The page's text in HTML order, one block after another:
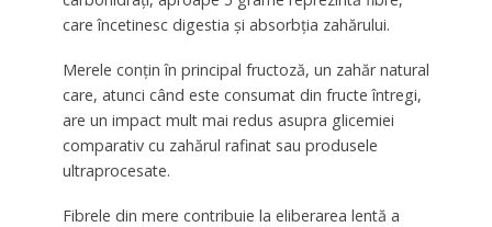
care încetinesc digestia și absorbția zahărului.
Merele conțin în principal fructoză, un zahăr natural
care, atunci când este consumat din fructe întregi,
are un impact mult mai redus asupra glicemiei
comparativ cu zahărul rafinat sau produsele
ultraprocesate.
Fibrele din mere contribuie la eliberarea lentă a